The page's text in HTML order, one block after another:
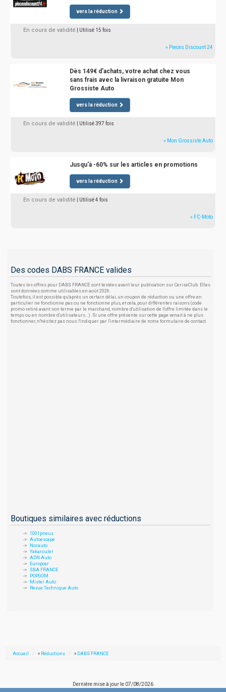
vers la réduction
En cours de validité | Utilisé 15 fois
» Pieces Discount 24
Dès 149€ d'achats, votre achat chez vous
sans frais avec la livraison gratuite Mon
Grossiste Auto
vers la réduction
En cours de validité | Utilisé 397 fois
» Mon Grossiste Auto
Jusqu'à -60% sur les articles en promotions
vers la réduction
En cours de validité | Utilisé 4 fois
» FC-Moto
Des codes DABS FRANCE valides
Toutes les offres pour DABS FRANCE sont testées avant leur publication sur CeriseClub. Elles
sont données comme utilisables en août 2026.
Toutefois, il est possible qu'après un certain délai, un coupon de réduction ou une offre en
particulier ne fonctionne pas ou ne fonctionne plus, et cela, pour différentes raisons (code
promo retiré avant son terme par le marchand, nombre d'utilisation de l'offre limitée dans le
temps ou en nombre d'utilisateurs...). Si une offre présente sur cette page venait à ne plus
fonctionner, n'hésitez pas nous l'indiquer par l'intermédiaire de notre formulaire de contact.
Boutiques similaires avec réductions
1001pneus
Autoescape
Norauto
Yakarouler
ADN-Auto
Europcar
SBA FRANCE
POPGOM
Mister Auto
Revue Technique Auto
Accueil » Réductions » DABS FRANCE
Dernière mise à jour le 07/08/2026